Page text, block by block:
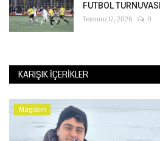
FUTBOL TURNUVASI
Temmuz 17, 2026 0
KARIŞIK İÇERIKLER
Magazin